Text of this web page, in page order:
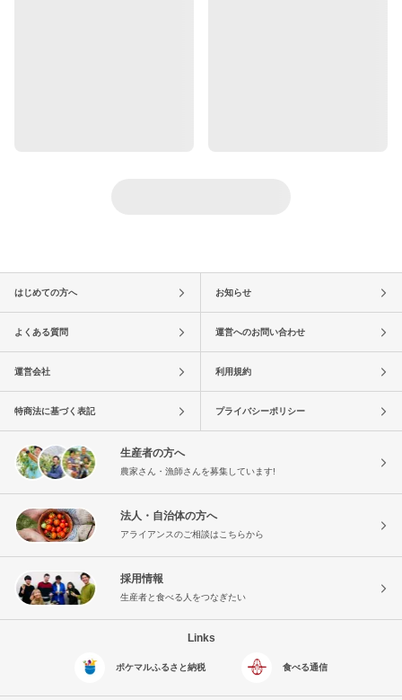
はじめての方へ お知らせ
よくある質問 運営へのお問い合わせ
運営会社 利用規約
特商法に基づく表記 プライバシーポリシー
生産者の方へ
農家さん・漁師さんを募集しています!
法人・自治体の方へ
アライアンスのご相談はこちらから
採用情報
生産者と食べる人をつなぎたい
Links
ポケマルふるさと納税 食べる通信